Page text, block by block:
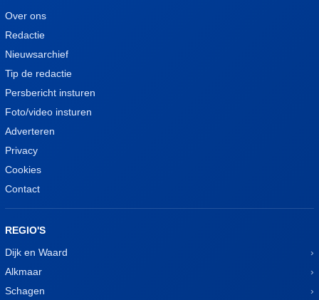
Over ons
Redactie
Nieuwsarchief
Tip de redactie
Persbericht insturen
Foto/video insturen
Adverteren
Privacy
Cookies
Contact
REGIO'S
Dijk en Waard
Alkmaar
Schagen